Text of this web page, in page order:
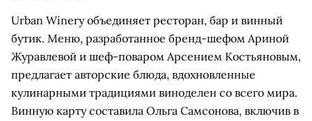
Urban Winery объединяет ресторан, бар и винный
бутик. Меню, разработанное бренд-шефом Ариной
Журавлевой и шеф-поваром Арсением Костьяновым,
предлагает авторские блюда, вдохновленные
кулинарными традициями виноделен со всего мира.
Винную карту составила Ольга Самсонова, включив в